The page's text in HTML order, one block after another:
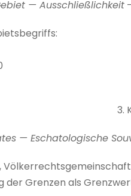
— Ausschließlichkeit
3.
— Eschatologische
der Grenzen als